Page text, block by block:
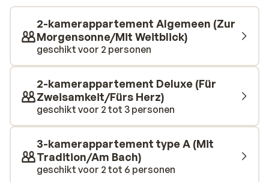
het hotel ademt een moderne alpenlook: houten
accenten, knusse stoffen en panoramavensters
zorgen voor een huiselijke sfeer met uitzicht op de
Gasteiner bergen. Je hebt de keuze uit verschillende
comfortabele appartementen. De Deluxe-kamer
beschikt zelfs over een privé sauna – ideaal om je
spieren te laten ontspannen na een actieve dag in de
sneeuw. Als gast van Lieblingsplatz’l profiteer je van
gratis toegang tot de bekende Alpentherme Gastein,
en diverse wellnesszones zijn een weldaad voor lichaam
en geest. Ook in het aparthotel zelf zijn er fijne
voorzieningen, zoals een skiberging met verwarmde
2-kamerappartement Algemeen (Zur
Morgensonne/Mit Weitblick)
geschikt voor 2 personen
2-kamerappartement Deluxe (Für
Zweisamkeit/Fürs Herz)
geschikt voor 2 tot 3 personen
3-kamerappartement type A (Mit
Tradition/Am Bach)
geschikt voor 2 tot 6 personen